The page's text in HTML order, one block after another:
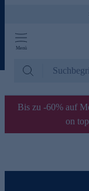
Menü
Bis zu -60% auf
on